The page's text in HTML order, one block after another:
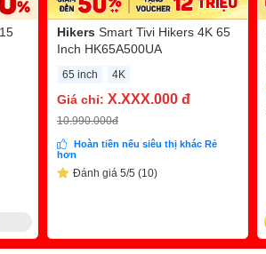
Hikers Smart Tivi Hikers 4K 65
Inch HK65A500UA
65 inch 4K
Giá chỉ: X.XXX.000 đ
10.990.000đ
Hoàn tiền nếu siêu thị khác Rẻ
hơn
Đánh giá 5/5 (10)